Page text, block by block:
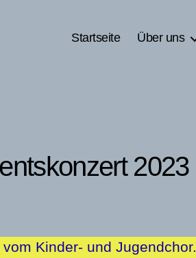
Startseite Über uns
2023
Kinder- und Jugendchor.